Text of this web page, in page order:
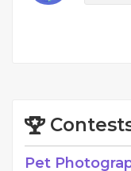
Pet